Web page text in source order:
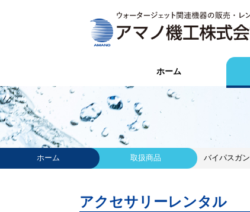
ホーム
ホーム 取扱商品 バイパスガン
アクセサリーレンタル